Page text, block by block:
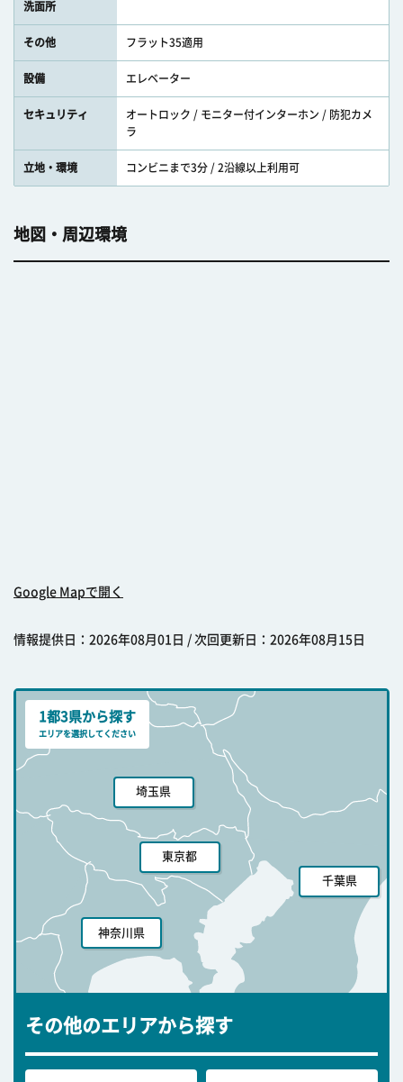
洗面所
その他 フラット35適用
設備 エレベーター
セキュリティ
オートロック / モニター付インターホン / 防犯カメ
ラ
立地・環境 コンビニまで3分 / 2沿線以上利用可
地図・周辺環境
Google Mapで開く
情報提供日：2026年08月01日 / 次回更新日：2026年08月15日
1都3県から探す
エリアを選択してください
埼玉県
東京都
千葉県
神奈川県
その他のエリアから探す